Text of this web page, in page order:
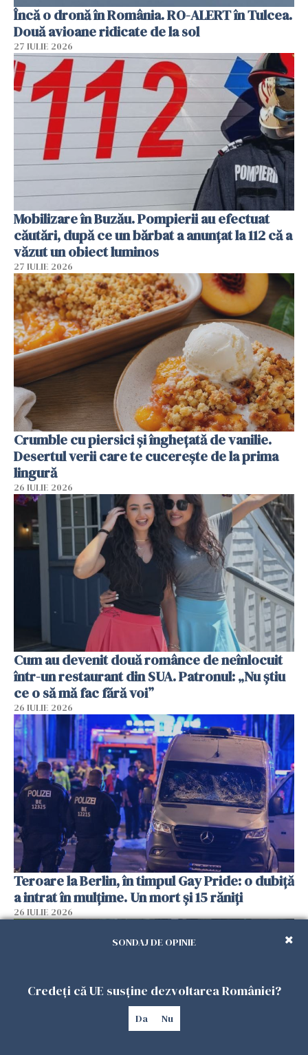
Încă o dronă în România. RO-ALERT în Tulcea.
Două avioane ridicate de la sol
27 IULIE 2026
Mobilizare în Buzău. Pompierii au efectuat
căutări, după ce un bărbat a anunțat la 112 că a
văzut un obiect luminos
27 IULIE 2026
Crumble cu piersici și înghețată de vanilie.
Desertul verii care te cucerește de la prima
lingură
26 IULIE 2026
Cum au devenit două românce de neînlocuit
într-un restaurant din SUA. Patronul: „Nu știu
ce o să mă fac fără voi”
26 IULIE 2026
Teroare la Berlin, în timpul Gay Pride: o dubiță
a intrat în mulțime. Un mort și 15 răniți
26 IULIE 2026
SONDAJ DE OPINIE
Credeți că UE susține dezvoltarea României?
Da Nu